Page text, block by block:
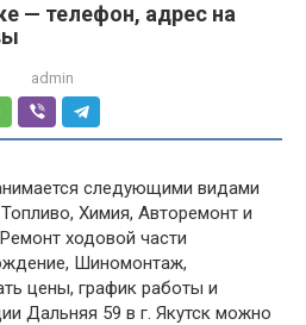
— телефон, адрес на
admin
следующими видами
Химия, Авторемонт и
ходовой части
Шиномонтаж,
цены, график работы и
Дальняя 59 в г. Якутск можно